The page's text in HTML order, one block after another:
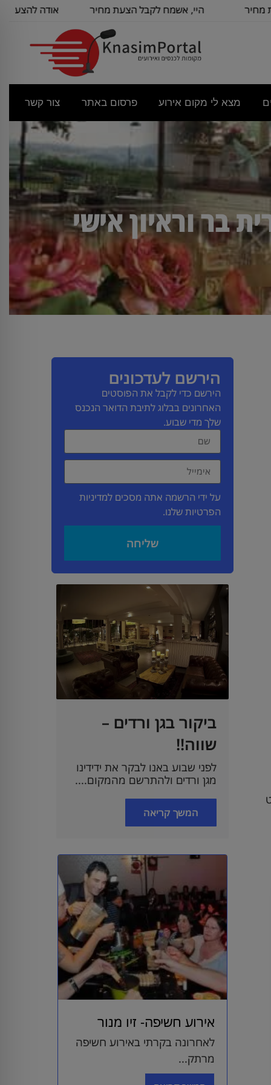
היי, אשמח לקבל הצעת מחיר
אודה להצעת מחיר עבור כנס
מנהלי
מצא לי מקום אירוע פרסום באתר צור קשר
בר וראיון אישי
הירשם לעדכונים
הירשם כדי לקבל את הפוסטים
האחרונים בבלוג לתיבת הדואר הנכנס
שלך מדי שבוע.
על ידי הרשמה אתה מסכים למדיניות
הפרטיות שלנו.
שליחה
ביקור בגן ורדים –
שווה!!
לפני שבוע באנו לבקר את ידידינו
מגן ורדים ולהתרשם מהמקום....
המשך קריאה
אירוע חשיפה- זיו מנור
לאחרונה בקרתי באירוע חשיפה
מרתק...